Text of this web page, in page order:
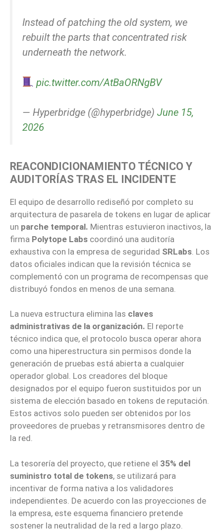
Instead of patching the old system, we
rebuilt the parts that concentrated risk
underneath the network.
pic.twitter.com/AtBaORNgBV
— Hyperbridge (@hyperbridge) June 15,
2026
REACONDICIONAMIENTO TÉCNICO Y
AUDITORÍAS TRAS EL INCIDENTE
El equipo de desarrollo rediseñó por completo su
arquitectura de pasarela de tokens en lugar de aplicar
un parche temporal. Mientras estuvieron inactivos, la
firma Polytope Labs coordinó una auditoría
exhaustiva con la empresa de seguridad SRLabs . Los
datos oficiales indican que la revisión técnica se
complementó con un programa de recompensas que
distribuyó fondos en menos de una semana.
La nueva estructura elimina las claves
administrativas de la organización. El reporte
técnico indica que, el protocolo busca operar ahora
como una hiperestructura sin permisos donde la
generación de pruebas está abierta a cualquier
operador global. Los creadores del bloque
designados por el equipo fueron sustituidos por un
sistema de elección basado en tokens de reputación.
Estos activos solo pueden ser obtenidos por los
proveedores de pruebas y retransmisores dentro de
la red.
La tesorería del proyecto, que retiene el 35% del
suministro total de tokens, se utilizará para
incentivar de forma nativa a los validadores
independientes. De acuerdo con las proyecciones de
la empresa, este esquema financiero pretende
sostener la neutralidad de la red a largo plazo.